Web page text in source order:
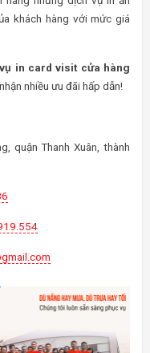
khách hàng với mức giá
in card visit cửa hàng
nhiều ưu đãi hấp dẫn!
quận Thanh Xuân, thành